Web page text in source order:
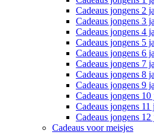
Cadeaus jongens 2
Cadeaus jongens 3
Cadeaus jongens 4
Cadeaus jongens 5
Cadeaus jongens 6
Cadeaus jongens 7
Cadeaus jongens 8
Cadeaus jongens 9
Cadeaus jongens 10
Cadeaus jongens 11
Cadeaus jongens 12
Cadeaus voor meisjes